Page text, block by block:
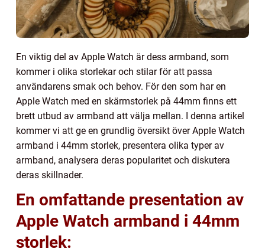
En viktig del av Apple Watch är dess armband, som
kommer i olika storlekar och stilar för att passa
användarens smak och behov. För den som har en
Apple Watch med en skärmstorlek på 44mm finns ett
brett utbud av armband att välja mellan. I denna artikel
kommer vi att ge en grundlig översikt över Apple Watch
armband i 44mm storlek, presentera olika typer av
armband, analysera deras popularitet och diskutera
deras skillnader.
En omfattande presentation av
Apple Watch armband i 44mm
storlek: